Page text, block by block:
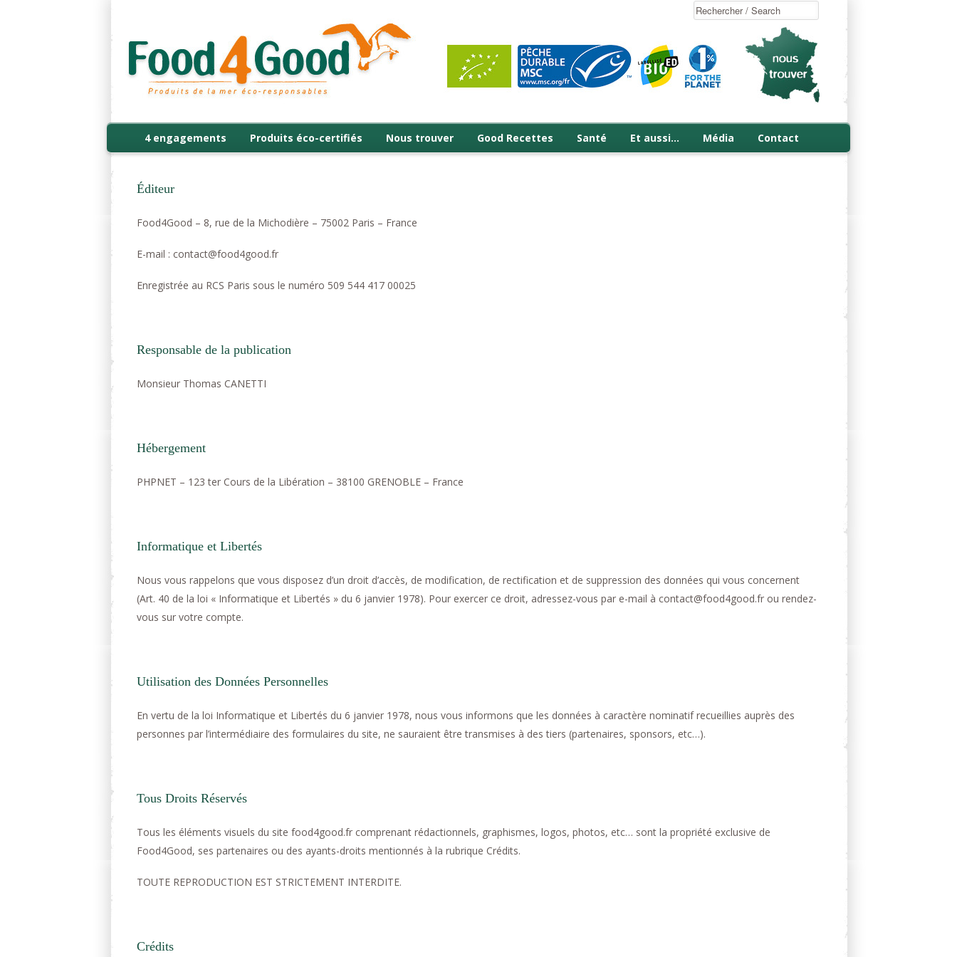
4 engagements Produits éco-certifiés Nous trouver Good Recettes Santé Et aussi… Média Contact
Éditeur
Food4Good – 8, rue de la Michodière – 75002 Paris – France
E-mail : contact@food4good.fr
Enregistrée au RCS Paris sous le numéro 509 544 417 00025
Responsable de la publication
Monsieur Thomas CANETTI
Hébergement
PHPNET – 123 ter Cours de la Libération – 38100 GRENOBLE – France
Informatique et Libertés
Nous vous rappelons que vous disposez d’un droit d’accès, de modification, de rectification et de suppression des données qui vous concernent
(Art. 40 de la loi « Informatique et Libertés » du 6 janvier 1978). Pour exercer ce droit, adressez-vous par e-mail à contact@food4good.fr ou rendez-
vous sur votre compte.
Utilisation des Données Personnelles
En vertu de la loi Informatique et Libertés du 6 janvier 1978, nous vous informons que les données à caractère nominatif recueillies auprès des
personnes par l’intermédiaire des formulaires du site, ne sauraient être transmises à des tiers (partenaires, sponsors, etc…).
Tous Droits Réservés
Tous les éléments visuels du site food4good.fr comprenant rédactionnels, graphismes, logos, photos, etc… sont la propriété exclusive de
Food4Good, ses partenaires ou des ayants-droits mentionnés à la rubrique Crédits.
TOUTE REPRODUCTION EST STRICTEMENT INTERDITE.
Crédits